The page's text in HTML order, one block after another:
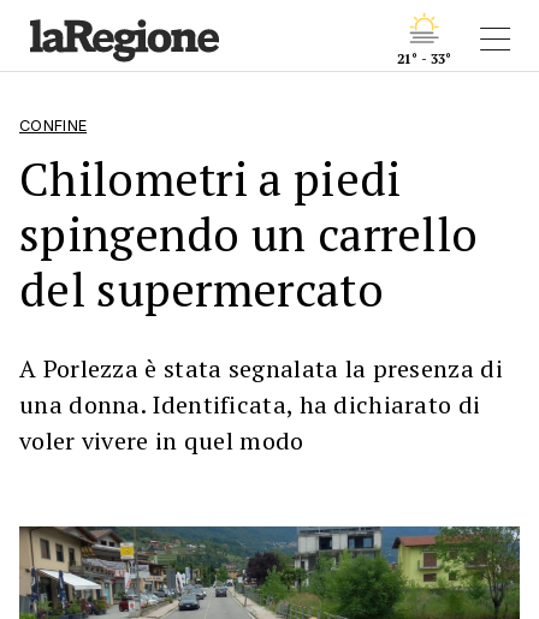
21° - 33°
CONFINE
Chilometri a piedi
spingendo un carrello
del supermercato
A Porlezza è stata segnalata la presenza di
una donna. Identificata, ha dichiarato di
voler vivere in quel modo